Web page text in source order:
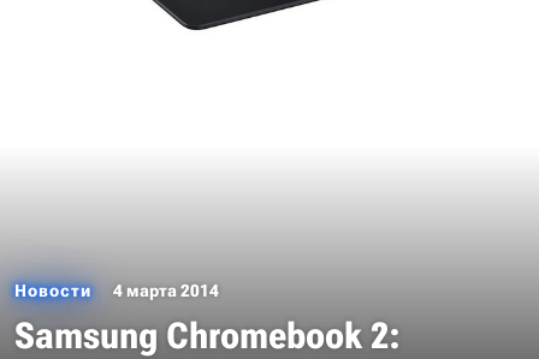
Новости 4 марта 2014
Samsung Chromebook 2: